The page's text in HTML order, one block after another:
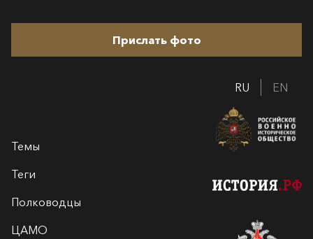
Прислать фото
RU EN
Темы
Теги
Полководцы
ЦАМО